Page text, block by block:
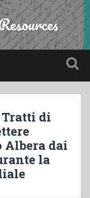
di
Albera dai
la